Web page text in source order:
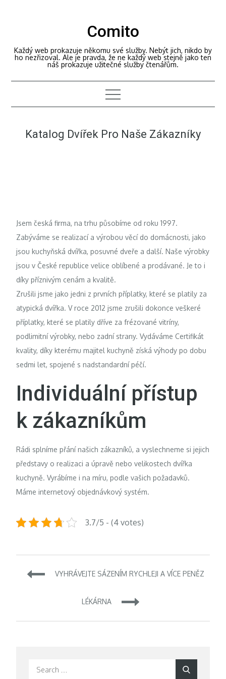
Comito
Každý web prokazuje někomu své služby. Nebýt jich, nikdo by
ho nezřizoval. Ale je pravda, že ne každý web stejně jako ten
náš prokazuje užitečné služby čtenářům.
Katalog Dvířek Pro Naše Zákazníky
Jsem česká firma, na trhu působíme od roku 1997.
Zabýváme se realizací a výrobou věcí do domácnosti, jako
jsou kuchyňská dvířka, posuvné dveře a další. Naše výrobky
jsou v České republice velice oblíbené a prodávané. Je to i
díky příznivým cenám a kvalitě.
Zrušili jsme jako jedni z prvních příplatky, které se platily za
atypická dvířka. V roce 2012 jsme zrušili dokonce veškeré
příplatky, které se platily dříve za frézované vitríny,
podlimitní výrobky, nebo zadní strany. Vydáváme Certifikát
kvality, díky kterému majitel kuchyně získá výhody po dobu
sedmi let, spojené s nadstandardní péčí.
Individuální přístup
k zákazníkům
Rádi splníme přání našich zákazníků, a vyslechneme si jejich
představy o realizaci a úpravě nebo velikostech dvířka
kuchyně. Vyrábíme i na míru, podle vašich požadavků.
Máme internetový objednávkový systém.
3.7/5 - (4 votes)
Navigace
příspěvek
VYHRÁVEJTE SÁZENÍM RYCHLEJI A VÍCE PENĚZ
LÉKÁRNA
Search